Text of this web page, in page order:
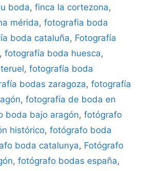
boda, finca la cortezona,
mérida, fotografia boda
boda cataluña, Fotografía
, fotografía boda huesca,
, fotografía boda
bodas zaragoza, fotografía
, fotografía de boda en
boda bajo aragón, fotógrafo
histórico, fotógrafo boda
boda catalunya, Fotógrafo
, fotógrafo bodas españa,